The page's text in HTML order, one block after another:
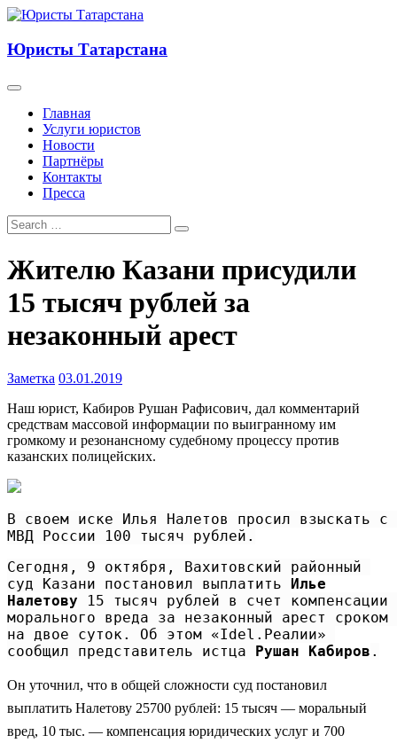
Юристы Татарстана
Главная
Услуги юристов
Новости
Партнёры
Контакты
Пресса
Жителю Казани присудили
15 тысяч рублей за
незаконный арест
Заметка 03.01.2019
Наш юрист, Кабиров Рушан Рафисович, дал комментарий
средствам массовой информации по выигранному им
громкому и резонансному судебному процессу против
казанских полицейских.
В своем иске Илья Налетов просил взыскать с
МВД России 100 тысяч рублей.
Сегодня, 9 октября, Вахитовский районный
суд Казани постановил выплатить
Илье
Налетову 15 тысяч рублей в счет компенсации
морального вреда за незаконный арест сроком
на двое суток. Об этом «Idel.Реалии»
сообщил представитель истца
Рушан Кабиров .
Он уточнил, что в общей сложности суд постановил
выплатить Налетову 25700 рублей: 15 тысяч — моральный
вред, 10 тыс. — компенсация юридических услуг и 700